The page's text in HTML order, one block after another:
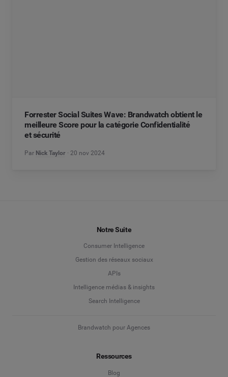
Forrester Social Suites Wave: Brandwatch obtient le
meilleure Score pour la catégorie Confidentialité
et sécurité
Par Nick Taylor 20 nov 2024
Notre Suite
Consumer Intelligence
Gestion des réseaux sociaux
APIs
Intelligence médias & insights
Search Intelligence
Brandwatch pour Agences
Ressources
Blog